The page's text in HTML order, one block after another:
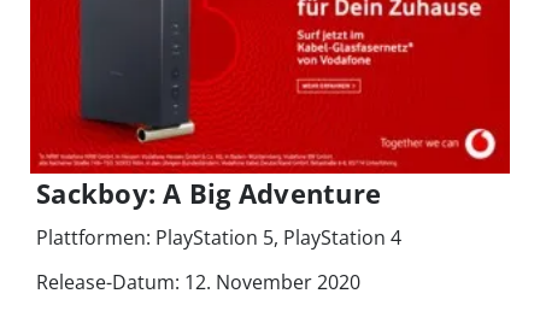
Sackboy: A Big Adventure
Plattformen: PlayStation 5, PlayStation 4
Release-Datum: 12. November 2020